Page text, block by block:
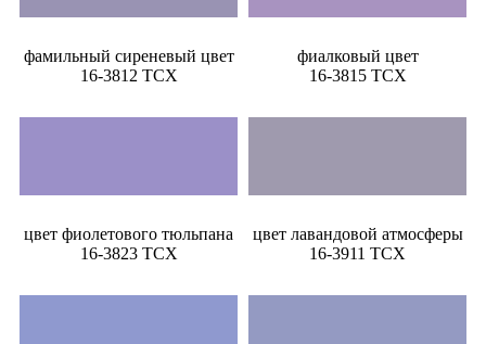
фамильный сиреневый цвет
16-3812 TCX
фиалковый цвет
16-3815 TCX
цвет фиолетового тюльпана
16-3823 TCX
цвет лавандовой атмосферы
16-3911 TCX